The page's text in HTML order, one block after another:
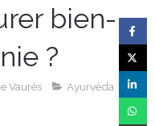
bien-
?
Vaurès Ayurvéda